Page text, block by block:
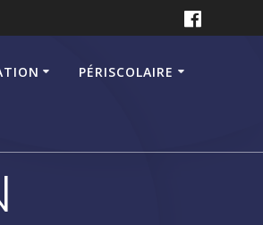
PÉRISCOLAIRE